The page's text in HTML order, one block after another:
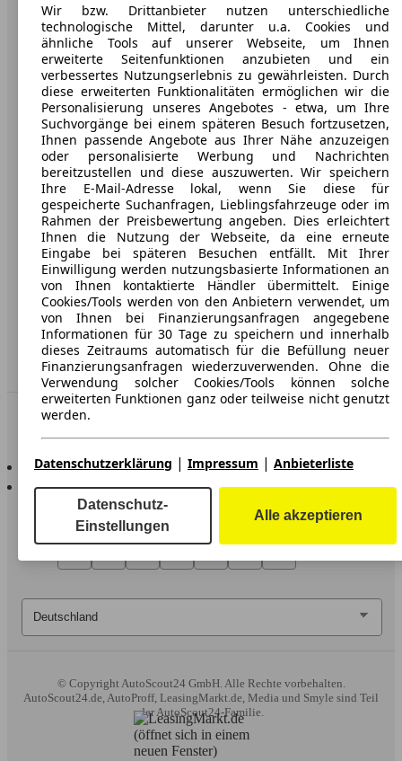
Unternehmen
Über AutoScout24
Presse
Karriere
Werbung
AGB
Datenschutz
Impressum
Erklärung zur Barrierefreiheit
Service
Händler
In Verbindung bleiben
AutoScout24 für iOS
© Copyright AutoScout24 GmbH. Alle Rechte vorbehalten.
AutoScout24.de, AutoProff, LeasingMarkt.de, Media und Smyle sind Teil
der AutoScout24-Familie.
Wir bzw. Drittanbieter nutzen unterschiedliche
technologische Mittel, darunter u.a. Cookies und
ähnliche Tools auf unserer Webseite, um Ihnen
erweiterte Seitenfunktionen anzubieten und ein
verbessertes Nutzungserlebnis zu gewährleisten. Durch
diese erweiterten Funktionalitäten ermöglichen wir die
Personalisierung unseres Angebotes - etwa, um Ihre
Suchvorgänge bei einem späteren Besuch fortzusetzen,
Ihnen passende Angebote aus Ihrer Nähe anzuzeigen
oder personalisierte Werbung und Nachrichten
bereitzustellen und diese auszuwerten. Wir speichern
Ihre E-Mail-Adresse lokal, wenn Sie diese für
gespeicherte Suchanfragen, Lieblingsfahrzeuge oder im
Rahmen der Preisbewertung angeben. Dies erleichtert
Ihnen die Nutzung der Webseite, da eine erneute
Eingabe bei späteren Besuchen entfällt. Mit Ihrer
Einwilligung werden nutzungsbasierte Informationen an
von Ihnen kontaktierte Händler übermittelt. Einige
Cookies/Tools werden von den Anbietern verwendet, um
von Ihnen bei Finanzierungsanfragen angegebene
Informationen für 30 Tage zu speichern und innerhalb
dieses Zeitraums automatisch für die Befüllung neuer
Finanzierungsanfragen wiederzuverwenden. Ohne die
Verwendung solcher Cookies/Tools können solche
erweiterten Funktionen ganz oder teilweise nicht genutzt
werden.
Wir arbeiten mit 263 Anbietern zusammen.
Datenschutzerklärung | Impressum | Anbieterliste
Datenschutz-
Einstellungen
Alle akzeptieren